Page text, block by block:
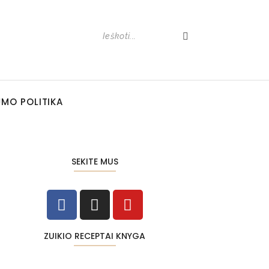
POLITIKA
SEKITE MUS
ZUIKIO RECEPTAI KNYGA